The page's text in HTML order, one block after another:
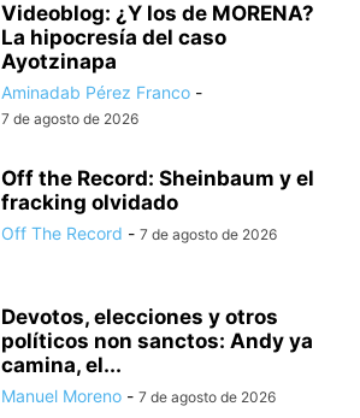
Videoblog: ¿Y los de MORENA?
La hipocresía del caso
Ayotzinapa
Aminadab Pérez Franco -
7 de agosto de 2026
Off the Record: Sheinbaum y el
fracking olvidado
Off The Record - 7 de agosto de 2026
Devotos, elecciones y otros
políticos non sanctos: Andy ya
camina, el...
Manuel Moreno - 7 de agosto de 2026